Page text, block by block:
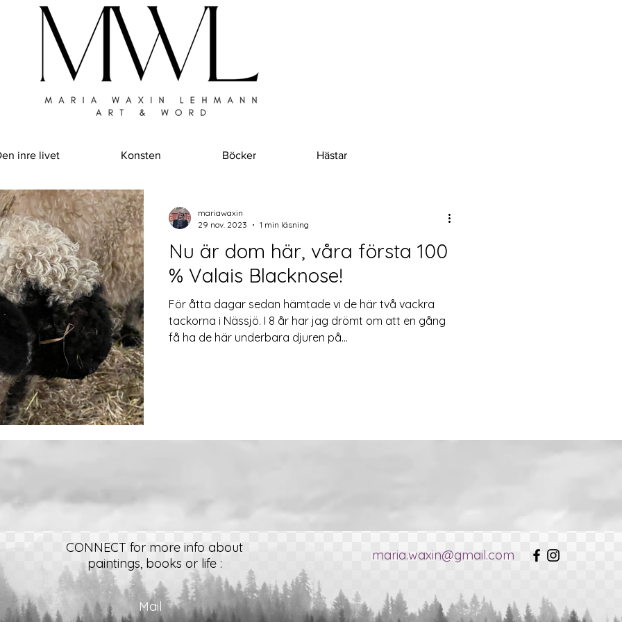
inre livet Konsten Böcker Hästar
Nu är dom här, våra första 100
% Valais Blacknose!
För åtta dagar sedan hämtade vi de här två vackra
tackorna i Nässjö. I 8 år har jag drömt om att en gång
få ha de här underbara djuren på...
mariawaxin
29 nov. 2023
1 min läsning
CONNECT for more info about
paintings, books or life :
Mail
maria.waxin@gmail.com